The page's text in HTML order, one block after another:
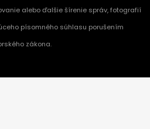
alebo ďalšie šírenie správ, fotografií
písomného súhlasu porušením
zákona.